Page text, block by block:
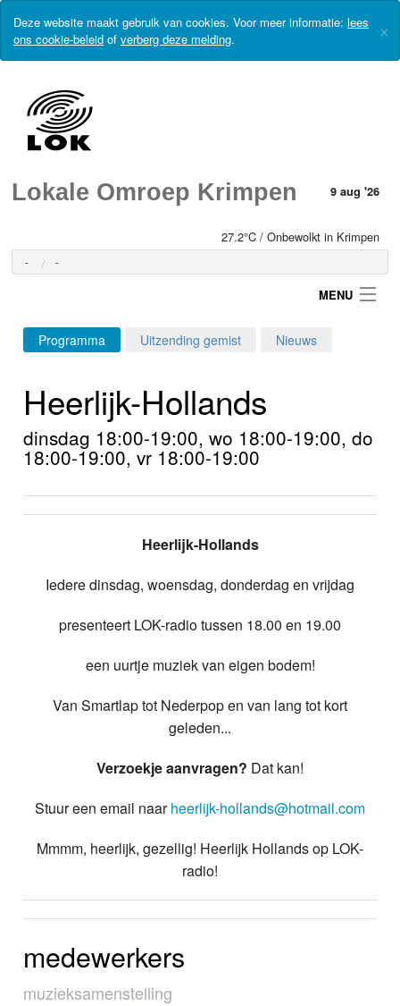
Deze website maakt gebruik van cookies. Voor meer informatie: lees
ons cookie-beleid of verberg deze melding. ×
Lokale Omroep Krimpen 9 aug '26
27.2°C / Onbewolkt in Krimpen
- -
MENU
Login
Home
Programma's
Video
Webcam
Programma Uitzending gemist Nieuws
Heerlijk-Hollands
dinsdag 18:00-19:00, wo 18:00-19:00, do
18:00-19:00, vr 18:00-19:00
Heerlijk-Hollands
Iedere dinsdag, woensdag, donderdag en vrijdag
presenteert LOK-radio tussen 18.00 en 19.00
een uurtje muziek van eigen bodem!
Van Smartlap tot Nederpop en van lang tot kort
geleden...
Verzoekje aanvragen? Dat kan!
Stuur een email naarheerlijk-hollands@hotmail.com
Mmmm, heerlijk, gezellig! Heerlijk Hollands op LOK-
radio!
medewerkers
muziek­sa­men­stel­ling